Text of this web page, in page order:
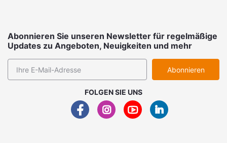
Abonnieren Sie unseren Newsletter für regelmäßige
Updates zu Angeboten, Neuigkeiten und mehr
Abonnieren
FOLGEN SIE UNS